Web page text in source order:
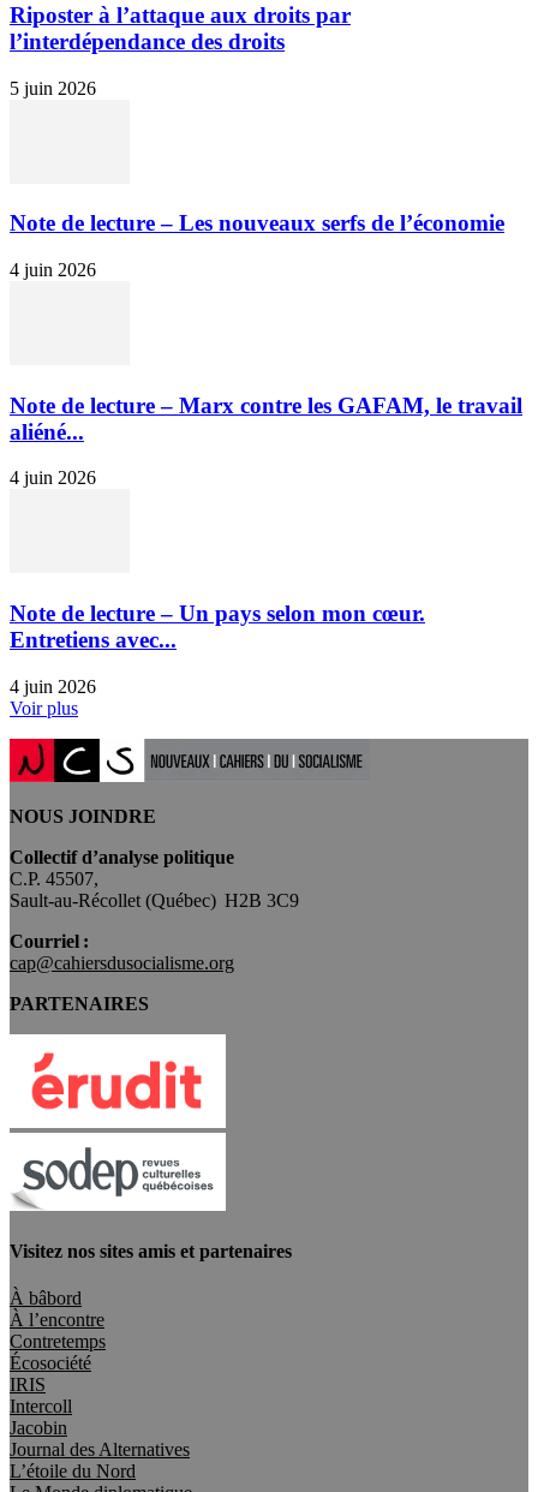
Riposter à l’attaque aux droits par
l’interdépendance des droits
5 juin 2026
Note de lecture – Les nouveaux serfs de l’économie
4 juin 2026
Note de lecture – Marx contre les GAFAM, le travail
aliéné...
4 juin 2026
Note de lecture – Un pays selon mon cœur.
Entretiens avec...
4 juin 2026
Voir plus
NOUS JOINDRE
Collectif d’analyse politique
C.P. 45507,
Sault-au-Récollet (Québec) H2B 3C9
Courriel :
cap@cahiersdusocialisme.org
PARTENAIRES
Visitez nos sites amis et partenaires
À bâbord
À l’encontre
Contretemps
Écosociété
IRIS
Intercoll
Jacobin
Journal des Alternatives
L’étoile du Nord